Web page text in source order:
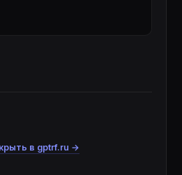
в gptrf.ru →